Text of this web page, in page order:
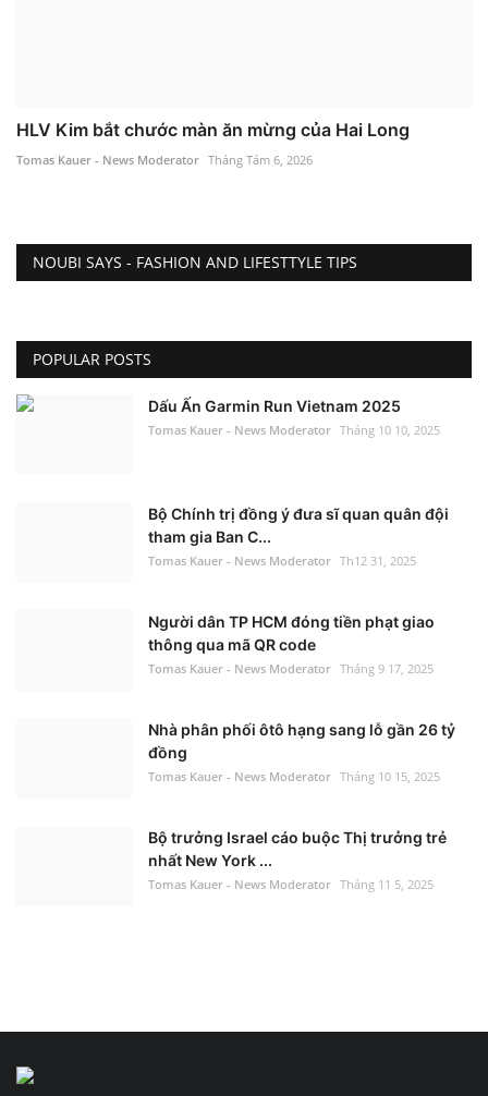
HLV Kim bắt chước màn ăn mừng của Hai Long
Tomas Kauer - News Moderator Tháng Tám 6, 2026
NOUBI SAYS - FASHION AND LIFESTTYLE TIPS
POPULAR POSTS
Dấu Ấn Garmin Run Vietnam 2025
Tomas Kauer - News Moderator Tháng 10 10, 2025
Bộ Chính trị đồng ý đưa sĩ quan quân đội
tham gia Ban C...
Tomas Kauer - News Moderator Th12 31, 2025
Người dân TP HCM đóng tiền phạt giao
thông qua mã QR code
Tomas Kauer - News Moderator Tháng 9 17, 2025
Nhà phân phối ôtô hạng sang lỗ gần 26 tỷ
đồng
Tomas Kauer - News Moderator Tháng 10 15, 2025
Bộ trưởng Israel cáo buộc Thị trưởng trẻ
nhất New York ...
Tomas Kauer - News Moderator Tháng 11 5, 2025